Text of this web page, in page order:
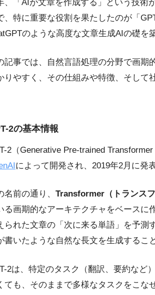
、「AIが文章を作成する」という技術
、特に重要な役割を果たしたのが「
のような高度な文章生成AIの礎を
記事では、自然言語処理の分野で画期
りやすく、その仕組みや特徴、そして
2の基本情報
2（Generative Pre-trained
によって開発され、2019年2月に発
名前の通り、 Transformer（トランスフ
る画期的なアーキテクチャをベースに
られた文章の「次に来る単語」を予測
書いたような自然な長文を生成するこ
2は、特定のタスク（翻訳、要約など
ても、そのままで多様なタスクをこな